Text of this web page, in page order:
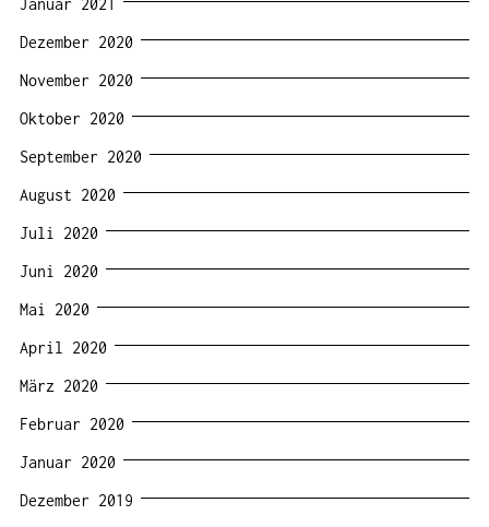
Dezember 2020
November 2020
Oktober 2020
September 2020
August 2020
Juli 2020
Juni 2020
Mai 2020
April 2020
März 2020
Februar 2020
Januar 2020
Dezember 2019